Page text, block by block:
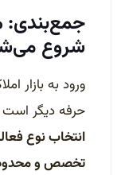
جمع‌بندی:
شروع
ورود به بازار
حرفه دیگر
انتخاب نوع
تخصص و